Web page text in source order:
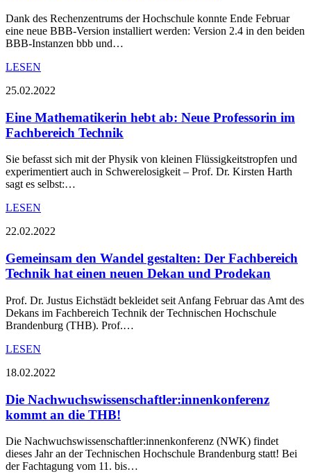
Dank des Rechenzentrums der Hochschule konnte Ende Februar
eine neue BBB-Version installiert werden: Version 2.4 in den beiden
BBB-Instanzen bbb und…
LESEN
25.02.2022
Eine Mathematikerin hebt ab: Neue Professorin im
Fachbereich Technik
Sie befasst sich mit der Physik von kleinen Flüssigkeitstropfen und
experimentiert auch in Schwerelosigkeit ­– Prof. Dr. Kirsten Harth
sagt es selbst:…
LESEN
22.02.2022
Gemeinsam den Wandel gestalten: Der Fachbereich
Technik hat einen neuen Dekan und Prodekan
Prof. Dr. Justus Eichstädt bekleidet seit Anfang Februar das Amt des
Dekans im Fachbereich Technik der Technischen Hochschule
Brandenburg (THB). Prof.…
LESEN
18.02.2022
Die Nachwuchswissenschaftler:innenkonferenz
kommt an die THB!
Die Nachwuchswissenschaftler:innenkonferenz (NWK) findet
dieses Jahr an der Technischen Hochschule Brandenburg statt! Bei
der Fachtagung vom 11. bis…